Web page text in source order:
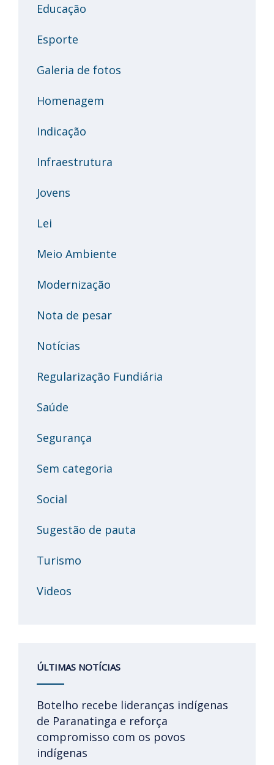
Educação
Esporte
Galeria de fotos
Homenagem
Indicação
Infraestrutura
Jovens
Lei
Meio Ambiente
Modernização
Nota de pesar
Notícias
Regularização Fundiária
Saúde
Segurança
Sem categoria
Social
Sugestão de pauta
Turismo
Videos
ÚLTIMAS NOTÍCIAS
Botelho recebe lideranças indígenas
de Paranatinga e reforça
compromisso com os povos
indígenas